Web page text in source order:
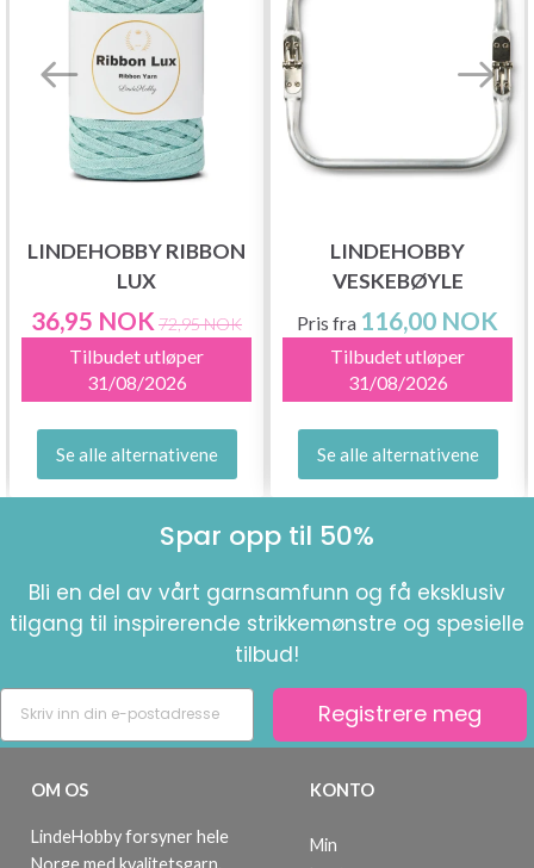
LINDEHOBBY RIBBON
LUX
36,95 NOK 72,95 NOK
Tilbudet utløper
31/08/2026
Se alle alternativene
LINDEHOBBY
VESKEBØYLE
Pris fra 116,00 NOK
Tilbudet utløper
31/08/2026
Se alle alternativene
Spar opp til 50%
Bli en del av vårt garnsamfunn og få eksklusiv
tilgang til inspirerende strikkemønstre og spesielle
tilbud!
Registrere meg
OM OS
LindeHobby forsyner hele
Norge med kvalitetsgarn.
KONTO
Min